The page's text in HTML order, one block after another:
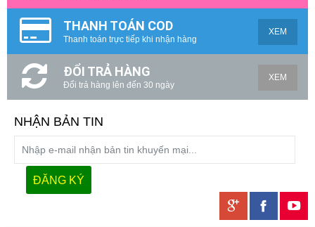
THANH TOÁN COD
Thanh toán trực tiếp khi nhận hàng
XEM
ĐỔI TRẢ HÀNG
Đổi trả hàng lên đến 30 ngày
XEM
NHẬN BẢN TIN